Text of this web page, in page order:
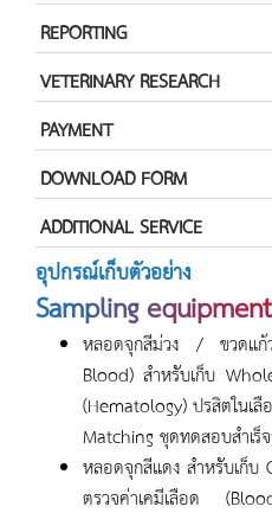
REPORTING
VETERINARY RESEARCH
PAYMENT
DOWNLOAD FORM
ADDITIONAL SERVICE
อุปกรณ์เก็บตัวอย่าง
Sampling equipment
หลอดจุกสีม่วง / ขวดแก้
Blood) สำหรับเก็บ
(Hematology) ปรสิตในเลื
Matching ชุดทดสอบสำเ
หลอดจุกสีแดง สำหรับเก็
ตรวจค่าเคมีเลือด